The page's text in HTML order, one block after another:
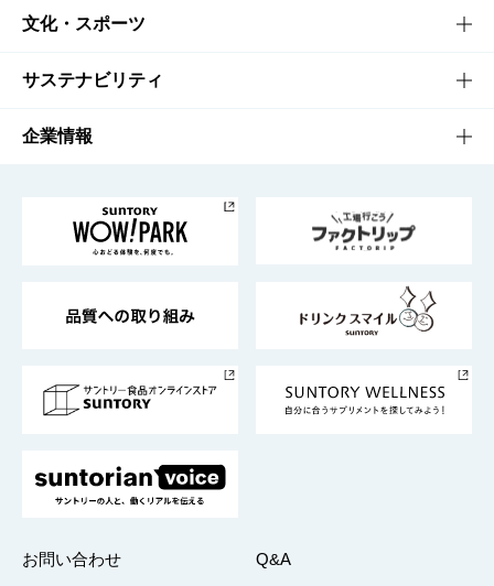
商品一覧
商品発売情報
栄養成分一覧
知る・楽しむTOP
キャンペーン
工場見学
地域情報
文化・スポーツ
文化・スポーツTOP
サントリーホール
サントリーサンバーズ大阪
サステナビリティ
サステナビリティTOP
サントリーが考えるサステナビリティ経営
企業情報
企業概要
採用情報
お問い合わせ Q&A